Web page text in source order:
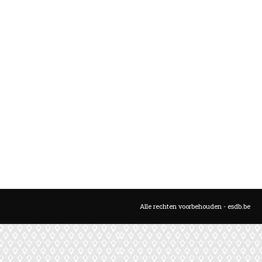
Alle rechten voorbehouden - esdb.be